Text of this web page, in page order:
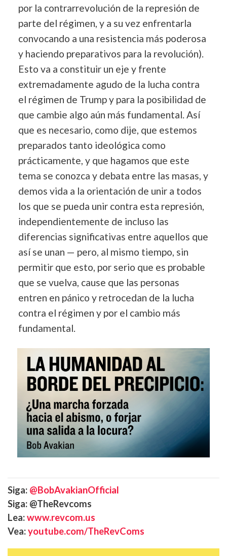
por la contrarrevolución de la represión de
parte del régimen, y a su vez enfrentarla
convocando a una resistencia más poderosa
y haciendo preparativos para la revolución).
Esto va a constituir un eje y frente
extremadamente agudo de la lucha contra
el régimen de Trump y para la posibilidad de
que cambie algo aún más fundamental. Así
que es necesario, como dije, que estemos
preparados tanto ideológica como
prácticamente, y que hagamos que este
tema se conozca y debata entre las masas, y
demos vida a la orientación de unir a todos
los que se pueda unir contra esta represión,
independientemente de incluso las
diferencias significativas entre aquellos que
así se unan — pero, al mismo tiempo, sin
permitir que esto, por serio que es probable
que se vuelva, cause que las personas
entren en pánico y retrocedan de la lucha
contra el régimen y por el cambio más
fundamental.
Siga: @BobAvakianOfficial
Siga: @TheRevcoms
Lea:www.revcom.us
Vea:youtube.com/TheRevComs